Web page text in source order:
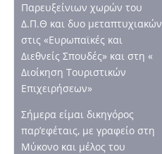
Παρευξείνιων χωρών του
Δ.Π.Θ και δυο μεταπτυχιακών
στις «Ευρωπαϊκές και
Διεθνείς Σπουδές» και στη «
Διοίκηση Τουριστικών
Επιχειρήσεων»
Σήμερα είμαι δικηγόρος
παρ’εφέταις, με γραφείο στη
Μύκονο και μέλος του